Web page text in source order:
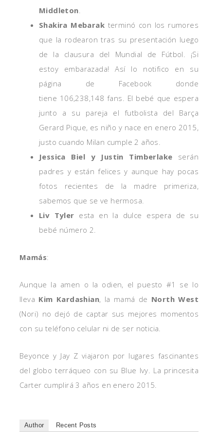
Middleton.
Shakira Mebarak terminó con los rumores
que la rodearon tras su presentación luego
de la clausura del Mundial de Fútbol. ¡Si
estoy embarazada! Así lo notifico en su
página de Facebook donde
tiene 106,238,148 fans. El bebé que espera
junto a su pareja el futbolista del Barça
Gerard Pique, es niño y nace en enero 2015,
justo cuando Milan cumple 2 años.
Jessica Biel y Justin Timberlake serán
padres y están felices y aunque hay pocas
fotos recientes de la madre primeriza,
sabemos que se ve hermosa.
Liv Tyler esta en la dulce espera de su
bebé número 2.
Mamás:
Aunque la amen o la odien, el puesto #1 se lo
lleva Kim Kardashian, la mamá de North West
(Nori) no dejó de captar sus mejores momentos
con su teléfono celular ni de ser noticia.
Beyonce y Jay Z viajaron por lugares fascinantes
del globo terráqueo con su Blue Ivy. La princesita
Carter cumplirá 3 años en enero 2015.
Author Recent Posts